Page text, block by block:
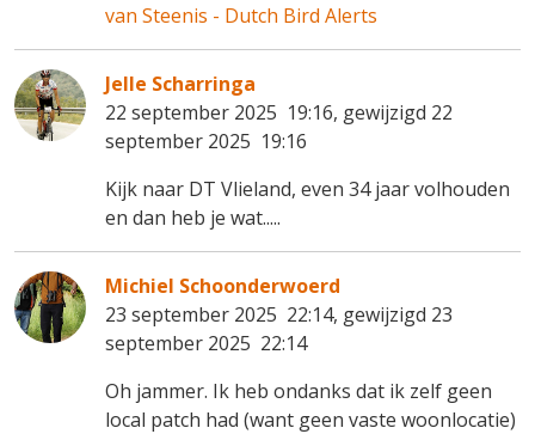
van Steenis - Dutch Bird Alerts
Jelle Scharringa
22 september 2025 19:16, gewijzigd 22
september 2025 19:16
Kijk naar DT Vlieland, even 34 jaar volhouden
en dan heb je wat.....
Michiel Schoonderwoerd
23 september 2025 22:14, gewijzigd 23
september 2025 22:14
Oh jammer. Ik heb ondanks dat ik zelf geen
local patch had (want geen vaste woonlocatie)